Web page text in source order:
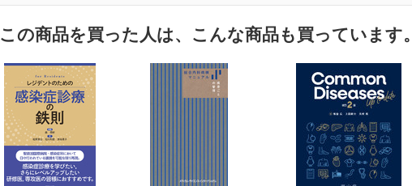
この商品を買った人は、こんな商品も買っています。